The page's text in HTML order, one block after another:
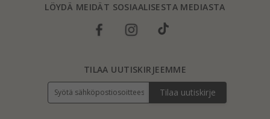
LÖYDÄ MEIDÄT SOSIAALISESTA MEDIASTA
TILAA UUTISKIRJEEMME
Tilaa uutiskirje